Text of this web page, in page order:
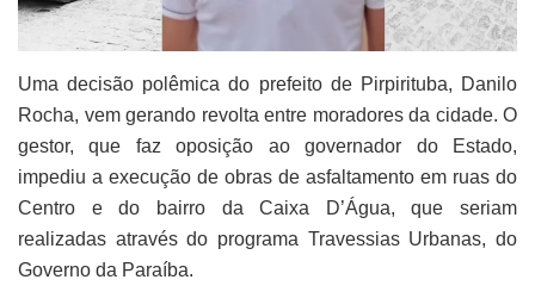
Uma decisão polêmica do prefeito de Pirpirituba, Danilo
Rocha, vem gerando revolta entre moradores da cidade. O
gestor, que faz oposição ao governador do Estado,
impediu a execução de obras de asfaltamento em ruas do
Centro e do bairro da Caixa D’Água, que seriam
realizadas através do programa Travessias Urbanas, do
Governo da Paraíba.